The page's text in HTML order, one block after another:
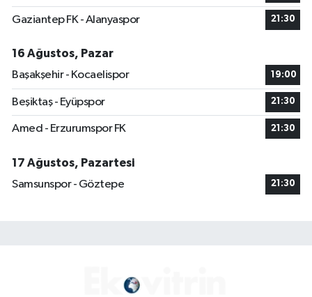
Gaziantep FK - Alanyaspor 21:30
16 Ağustos, Pazar
Başakşehir - Kocaelispor
19:00
Beşiktaş - Eyüpspor 21:30
Amed - Erzurumspor FK 21:30
17 Ağustos, Pazartesi
Samsunspor - Göztepe
21:30